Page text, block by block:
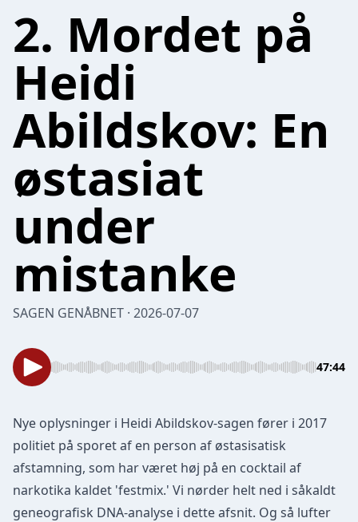
2. Mordet på
Heidi
Abildskov: En
østasiat
under
mistanke
SAGEN GENÅBNET · 2026-07-07
47:44
Nye oplysninger i Heidi Abildskov-sagen fører i 2017
politiet på sporet af en person af østasisatisk
afstamning, som har været høj på en cocktail af
narkotika kaldet 'festmix.' Vi nørder helt ned i såkaldt
geneografisk DNA-analyse i dette afsnit. Og så lufter